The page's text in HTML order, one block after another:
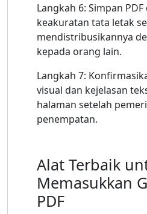
Langkah 6: Simpan
keakuratan tata letak
mendistribusikannya
kepada orang lain.
Langkah 7:
visual dan kejelasan
halaman setelah
penempatan.
Alat Terbaik
Memasukkan
PDF